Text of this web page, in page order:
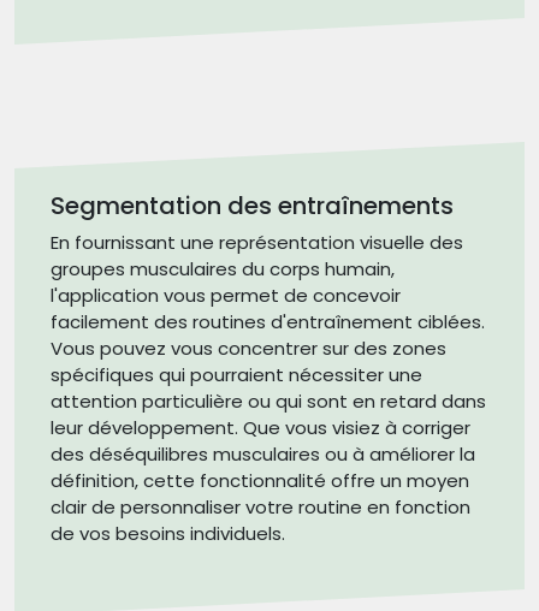
Segmentation des entraînements
En fournissant une représentation visuelle des
groupes musculaires du corps humain,
l'application vous permet de concevoir
facilement des routines d'entraînement ciblées.
Vous pouvez vous concentrer sur des zones
spécifiques qui pourraient nécessiter une
attention particulière ou qui sont en retard dans
leur développement. Que vous visiez à corriger
des déséquilibres musculaires ou à améliorer la
définition, cette fonctionnalité offre un moyen
clair de personnaliser votre routine en fonction
de vos besoins individuels.